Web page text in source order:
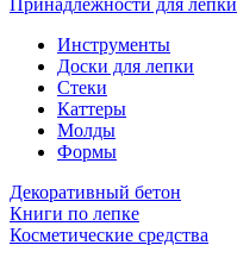
Принадлежности для лепки
Инструменты
Доски для лепки
Стеки
Каттеры
Молды
Формы
Декоративный бетон
Книги по лепке
Косметические средства